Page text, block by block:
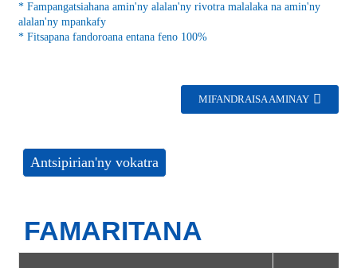
* Fampangatsiahana amin'ny alalan'ny rivotra malalaka na amin'ny
alalan'ny mpankafy
* Fitsapana fandoroana entana feno 100%
MIFANDRAISA AMINAY
Antsipirian'ny vokatra
FAMARITANA